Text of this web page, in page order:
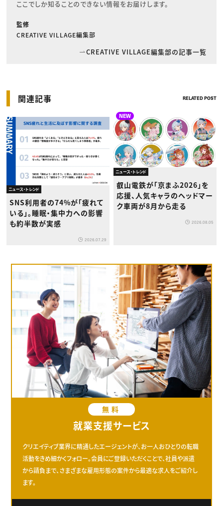
ここでしか知ることのできない情報をお届けします。
監修
CREATIVE VILLAGE編集部
CREATIVE VILLAGE編集部の記事一覧
関連記事 RELATED POST
ニュース・トレンド
SNS利用者の74%が「疲れて
いる」。睡眠・集中力への影響
も約半数が実感
2026.07.29
NEW
ニュース・トレンド
叡山電鉄が「京まふ2026」を
応援、人気キャラのヘッドマー
ク車両が8月から走る
2026.08.05
無料
就業支援サービス
クリエイティブ業界に精通したエージェントが、お一人おひとりの転職
活動をきめ細かくフォロー。会員にご登録いただくことで、社員や派遣
から請負まで、さまざまな雇用形態の案件から最適な求人をご紹介し
ます。